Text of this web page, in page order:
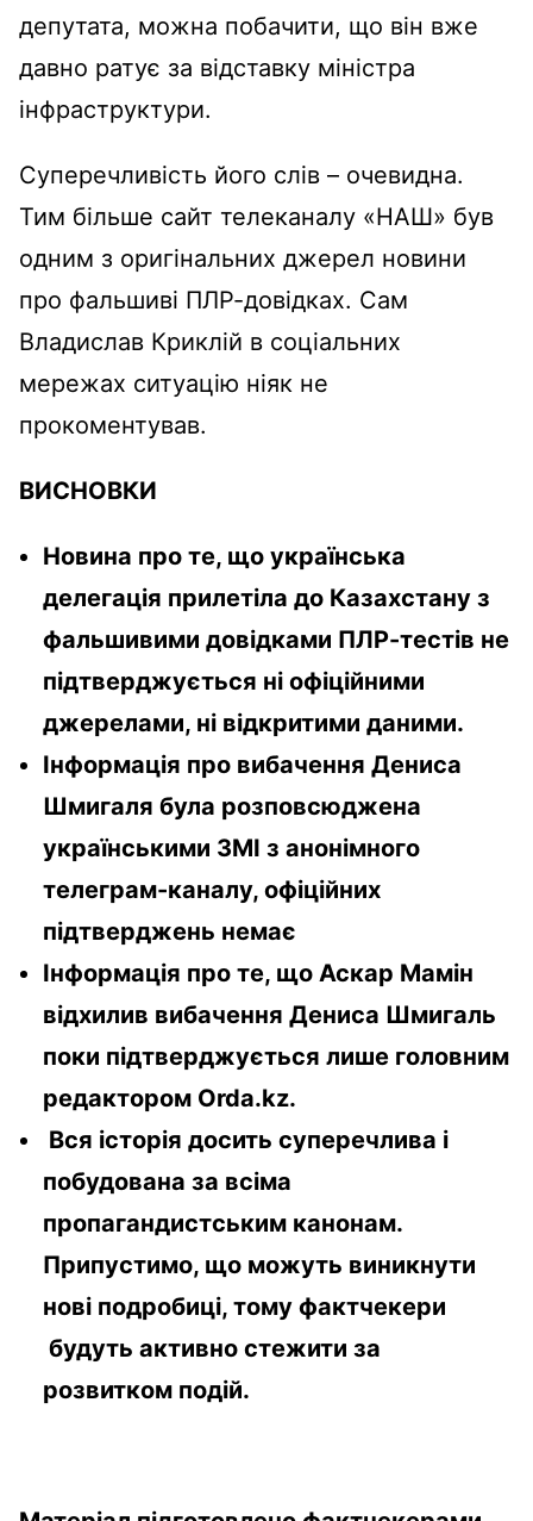
депутата, можна побачити, що він вже
давно ратує за відставку міністра
інфраструктури.
Суперечливість його слів – очевидна.
Тим більше сайт телеканалу «НАШ» був
одним з оригінальних джерел новини
про фальшиві ПЛР-довідках. Сам
Владислав Криклій в соціальних
мережах ситуацію ніяк не
прокоментував.
ВИСНОВКИ
Новина про те, що українська
делегація прилетіла до Казахстану з
фальшивими довідками ПЛР-тестів не
підтверджується ні офіційними
джерелами, ні відкритими даними.
Інформація про вибачення Дениса
Шмигаля була розповсюджена
українськими ЗМІ з анонімного
телеграм-каналу, офіційних
підтверджень немає
Інформація про те, що Аскар Мамін
відхилив вибачення Дениса Шмигаль
поки підтверджується лише головним
редактором Orda.kz.
Вся історія досить суперечлива і
побудована за всіма
пропагандистським канонам.
Припустимо, що можуть виникнути
нові подробиці, тому фактчекери
будуть активно стежити за
розвитком подій.